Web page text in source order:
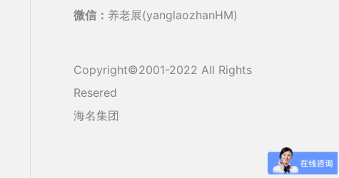
微信： 养老展(yanglaozhanHM)
Copyright©2001-2022 All Rights
Resered
海名集团